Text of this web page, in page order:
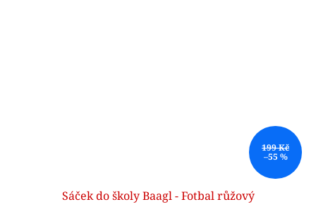
199 Kč
–55 %
Sáček do školy Baagl - Fotbal růžový